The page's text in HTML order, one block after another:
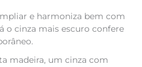
e harmoniza bem com
o cinza mais escuro confere
madeira, um cinza com